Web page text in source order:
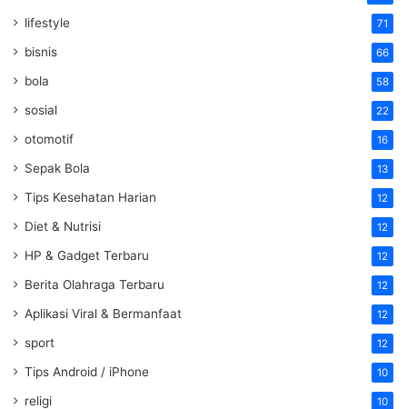
lifestyle 71
bisnis 66
bola 58
sosial 22
otomotif 16
Sepak Bola 13
Tips Kesehatan Harian 12
Diet & Nutrisi 12
HP & Gadget Terbaru 12
Berita Olahraga Terbaru 12
Aplikasi Viral & Bermanfaat 12
sport 12
Tips Android / iPhone 10
religi 10